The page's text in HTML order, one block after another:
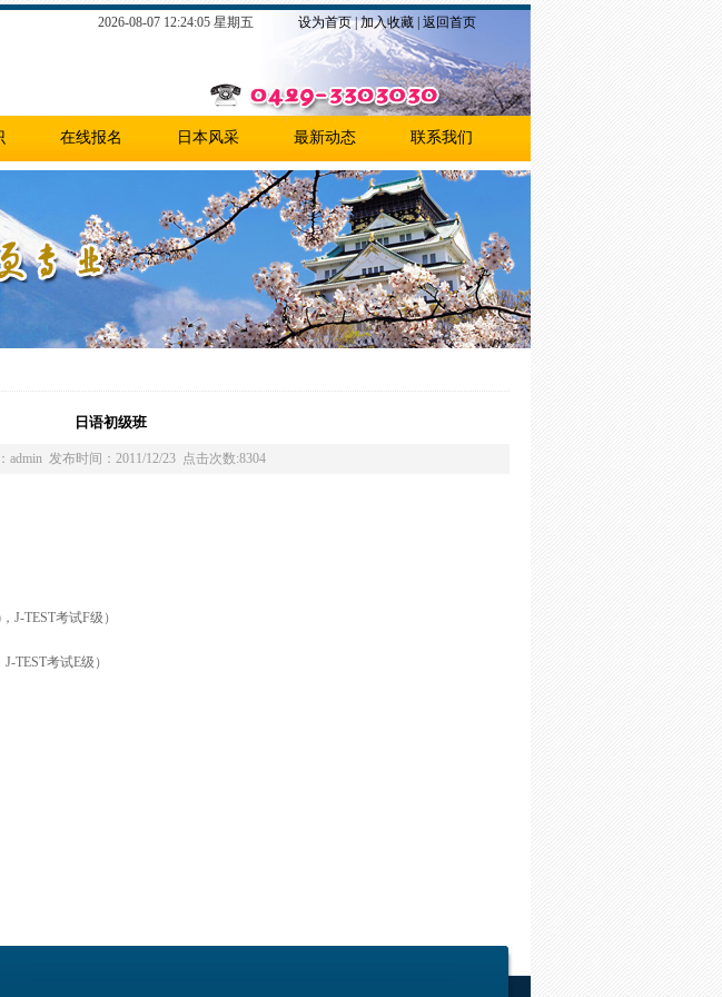
2026-08-07 12:24:05 星期五 设为首页|加入收藏| 返回首页
在线报名 日本风采 最新动态 联系我们
日语初级班
admin 发布时间：2011/12/23 点击次数:8304
J-TEST考试F级）
TEST考试E级）